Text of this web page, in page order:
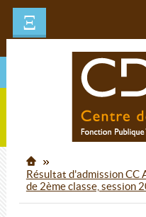
Ξ
Résultat d'admission
de 2ème classe, session